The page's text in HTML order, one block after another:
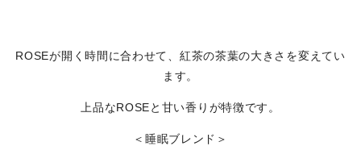
ROSEが開く時間に合わせて、紅茶の茶葉の大きさを変えてい
ます。
上品なROSEと甘い香りが特徴です。
＜睡眠ブレンド＞